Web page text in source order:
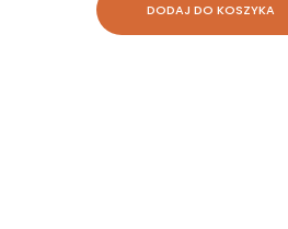
DODAJ DO KOSZYKA